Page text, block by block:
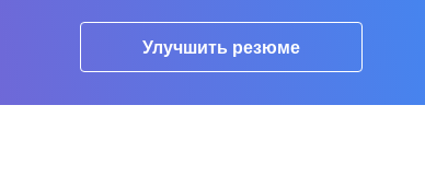
Улучшить резюме